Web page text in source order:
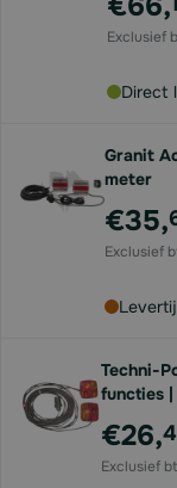
Direct
Granit
meter
€35,
Techni-
functies |
€26,